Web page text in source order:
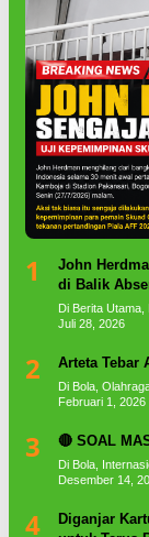
1
John
di Balik
Di Berita Utama,
Juli 28, 2026
2 Arteta Tebar
Di Bola,
Februari 1, 2026
3 🔴 SOAL
Di Bola,
Desember 14,
4
Diganjar